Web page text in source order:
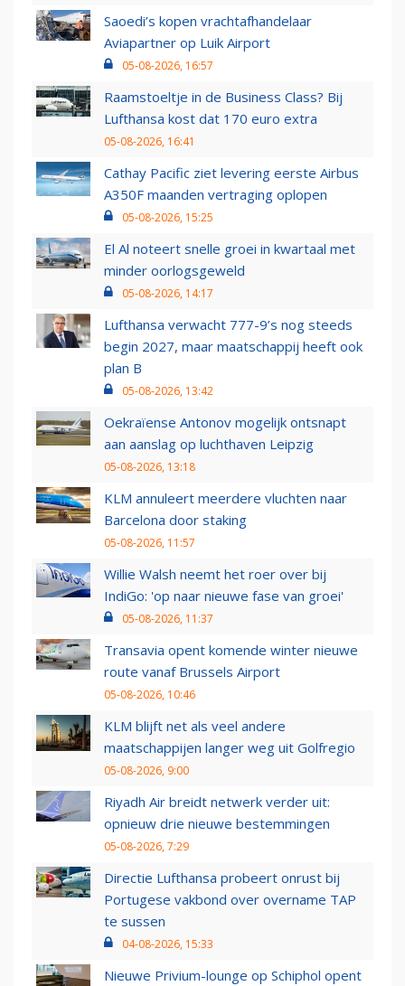
Saoedi’s kopen vrachtafhandelaar
Aviapartner op Luik Airport
05-08-2026, 16:57
Raamstoeltje in de Business Class? Bij
Lufthansa kost dat 170 euro extra
05-08-2026, 16:41
Cathay Pacific ziet levering eerste Airbus
A350F maanden vertraging oplopen
05-08-2026, 15:25
El Al noteert snelle groei in kwartaal met
minder oorlogsgeweld
05-08-2026, 14:17
Lufthansa verwacht 777-9’s nog steeds
begin 2027, maar maatschappij heeft ook
plan B
05-08-2026, 13:42
Oekraïense Antonov mogelijk ontsnapt
aan aanslag op luchthaven Leipzig
05-08-2026, 13:18
KLM annuleert meerdere vluchten naar
Barcelona door staking
05-08-2026, 11:57
Willie Walsh neemt het roer over bij
IndiGo: 'op naar nieuwe fase van groei'
05-08-2026, 11:37
Transavia opent komende winter nieuwe
route vanaf Brussels Airport
05-08-2026, 10:46
KLM blijft net als veel andere
maatschappijen langer weg uit Golfregio
05-08-2026, 9:00
Riyadh Air breidt netwerk verder uit:
opnieuw drie nieuwe bestemmingen
05-08-2026, 7:29
Directie Lufthansa probeert onrust bij
Portugese vakbond over overname TAP
te sussen
04-08-2026, 15:33
Nieuwe Privium-lounge op Schiphol opent